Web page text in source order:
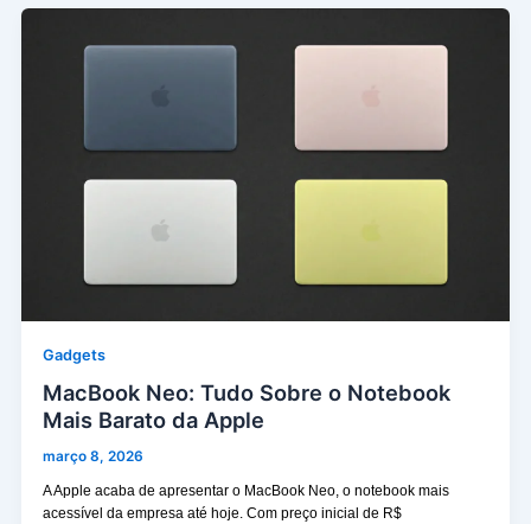
Gadgets
MacBook Neo: Tudo Sobre o Notebook
Mais Barato da Apple
março 8, 2026
A Apple acaba de apresentar o MacBook Neo, o notebook mais
acessível da empresa até hoje. Com preço inicial de R$